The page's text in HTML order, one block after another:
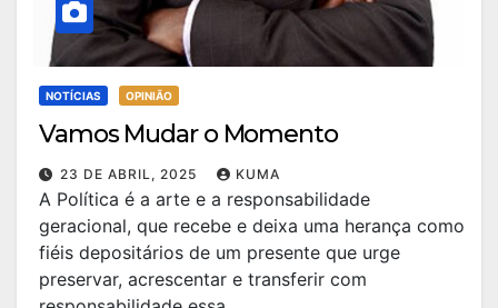
NOTÍCIAS OPINIÃO
Vamos Mudar o Momento
23 DE ABRIL, 2025 KUMA
A Política é a arte e a responsabilidade
geracional, que recebe e deixa uma herança como
fiéis depositários de um presente que urge
preservar, acrescentar e transferir com